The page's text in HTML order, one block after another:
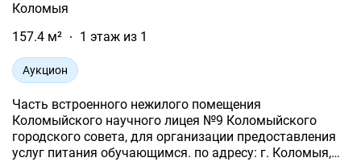
Коломыя
157.4 м²
1 этаж из 1
Аукцион
Часть встроенного нежилого помещения
Коломыйского научного лицея №9 Коломыйского
городского совета, для организации предоставления
услуг питания обучающимся. по адресу: г. Коломыя,